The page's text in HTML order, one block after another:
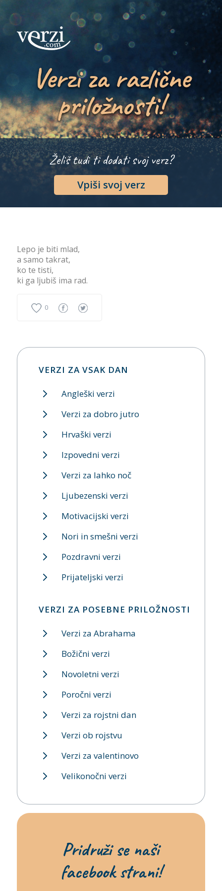
Verzi za različne
priložnosti!
Želiš tudi ti dodati svoj verz?
Vpiši svoj verz
Lepo je biti mlad,
a samo takrat,
ko te tisti,
ki ga ljubiš ima rad.
0
VERZI ZA VSAK DAN
Angleški verzi
Verzi za dobro jutro
Hrvaški verzi
Izpovedni verzi
Verzi za lahko noč
Ljubezenski verzi
Motivacijski verzi
Nori in smešni verzi
Pozdravni verzi
Prijateljski verzi
VERZI ZA POSEBNE PRILOŽNOSTI
Verzi za Abrahama
Božični verzi
Novoletni verzi
Poročni verzi
Verzi za rojstni dan
Verzi ob rojstvu
Verzi za valentinovo
Velikonočni verzi
Pridruži se naši
facebook strani!